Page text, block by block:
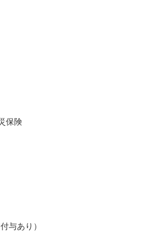
保険
与あり）